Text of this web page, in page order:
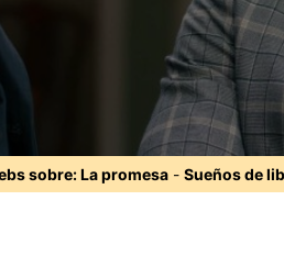
sobre:La promesa - Sueños de